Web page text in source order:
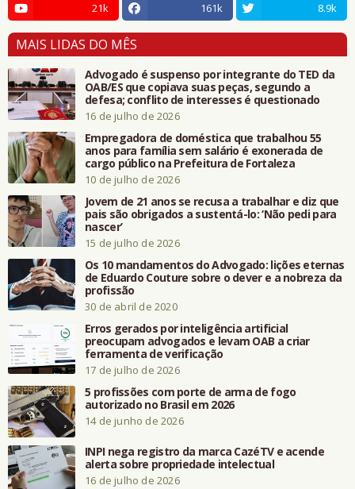
21k
161k 8.9k
MAIS LIDAS DO MÊS
Advogado é suspenso por integrante do TED da
OAB/ES que copiava suas peças, segundo a
defesa; conflito de interesses é questionado
16 de julho de 2026
Empregadora de doméstica que trabalhou 55
anos para família sem salário é exonerada de
cargo público na Prefeitura de Fortaleza
10 de julho de 2026
Jovem de 21 anos se recusa a trabalhar e diz que
pais são obrigados a sustentá-lo: ‘Não pedi para
nascer’
15 de julho de 2026
Os 10 mandamentos do Advogado: lições eternas
de Eduardo Couture sobre o dever e a nobreza da
profissão
30 de abril de 2020
Erros gerados por inteligência artificial
preocupam advogados e levam OAB a criar
ferramenta de verificação
17 de julho de 2026
5 profissões com porte de arma de fogo
autorizado no Brasil em 2026
14 de junho de 2026
INPI nega registro da marca CazéTV e acende
alerta sobre propriedade intelectual
16 de julho de 2026